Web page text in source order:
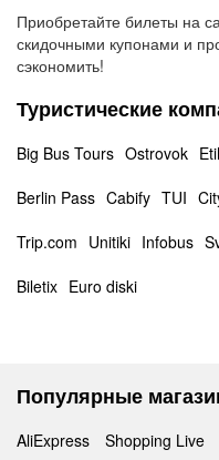
Приобретайте билеты на
скидочными купонами и
сэкономить!
Туристические
Big Bus Tours Ostrovok
Berlin Pass Cabify TUI
Trip.com Unitiki Infobus
Biletix Euro diski
Популярные
AliExpress Shopping Live